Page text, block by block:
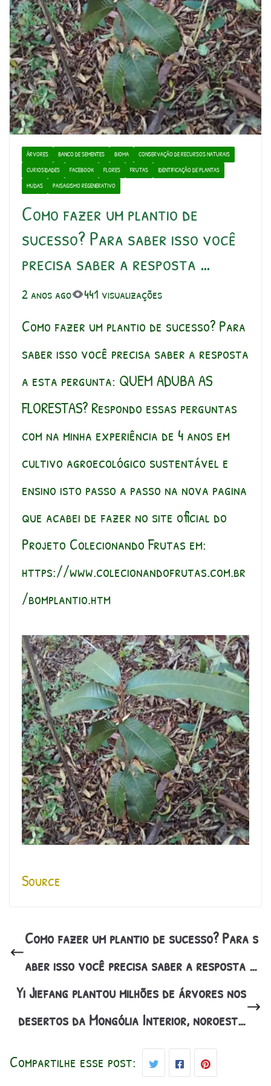
ÁRVORES BANCO DE SEMENTES BIOMA
CONSERVAÇÃO DE RECURSOS NATURAIS
CURIOSIDADES
FACEBOOK FLORES FRUTAS
IDENTIFICAÇÃO DE PLANTAS
MUDAS
PAISAGISMO REGENERATIVO
Como fazer um plantio de
sucesso? Para saber isso você
precisa saber a resposta …
2 anos ago 441 visualizações
Como fazer um plantio de sucesso? Para
saber isso você precisa saber a resposta
a esta pergunta: QUEM ADUBA AS
FLORESTAS? Respondo essas perguntas
com na minha experiência de 4 anos em
cultivo agroecológico sustentável e
ensino isto passo a passo na nova pagina
que acabei de fazer no site oficial do
Projeto Colecionando Frutas em:
https://www.colecionandofrutas.com.br
/bomplantio.htm
Source
Como fazer um plantio de sucesso? Para s
aber isso você precisa saber a resposta …
Yi Jiefang plantou milhões de árvores nos
desertos da Mongólia Interior, noroest…
Compartilhe esse post: